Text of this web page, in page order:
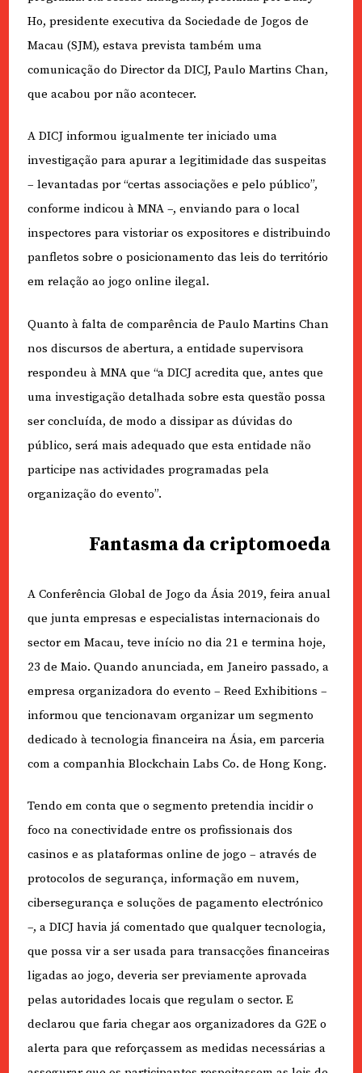
Ho, presidente executiva da Sociedade de Jogos de
Macau (SJM), estava prevista também uma
comunicação do Director da DICJ, Paulo Martins Chan,
que acabou por não acontecer.
A DICJ informou igualmente ter iniciado uma
investigação para apurar a legitimidade das suspeitas
– levantadas por “certas associações e pelo público”,
conforme indicou à MNA –, enviando para o local
inspectores para vistoriar os expositores e distribuindo
panfletos sobre o posicionamento das leis do território
em relação ao jogo online ilegal.
Quanto à falta de comparência de Paulo Martins Chan
nos discursos de abertura, a entidade supervisora
respondeu à MNA que “a DICJ acredita que, antes que
uma investigação detalhada sobre esta questão possa
ser concluída, de modo a dissipar as dúvidas do
público, será mais adequado que esta entidade não
participe nas actividades programadas pela
organização do evento”.
Fantasma da criptomoeda
A Conferência Global de Jogo da Ásia 2019, feira anual
que junta empresas e especialistas internacionais do
sector em Macau, teve início no dia 21 e termina hoje,
23 de Maio. Quando anunciada, em Janeiro passado, a
empresa organizadora do evento – Reed Exhibitions –
informou que tencionavam organizar um segmento
dedicado à tecnologia financeira na Ásia, em parceria
com a companhia Blockchain Labs Co. de Hong Kong.
Tendo em conta que o segmento pretendia incidir o
foco na conectividade entre os profissionais dos
casinos e as plataformas online de jogo – através de
protocolos de segurança, informação em nuvem,
cibersegurança e soluções de pagamento electrónico
–, a DICJ havia já comentado que qualquer tecnologia,
que possa vir a ser usada para transacções financeiras
ligadas ao jogo, deveria ser previamente aprovada
pelas autoridades locais que regulam o sector. E
declarou que faria chegar aos organizadores da G2E o
alerta para que reforçassem as medidas necessárias a